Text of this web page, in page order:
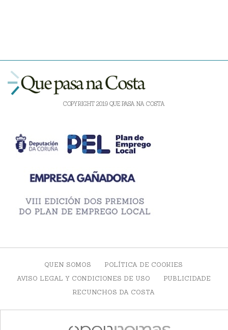
COPYRIGHT 2019 QUE PASA NA COSTA
QUEN SOMOS
POLÍTICA DE COOKIES
AVISO LEGAL Y CONDICIONES DE USO
PUBLICIDADE
RECUNCHOS DA COSTA